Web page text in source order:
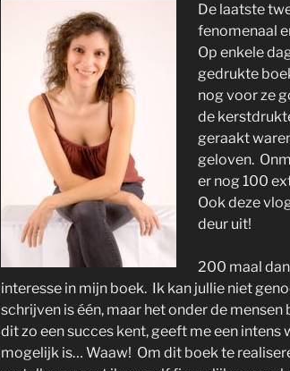
De laatste
fenomenaal
Op enkele
gedrukte
nog voor ze
de
geraakt
geloven.
er nog 100
Ook deze
deur uit!
200 maal
interesse in mijn boek. Ik kan jullie niet
schrijven is één, maar het onder de mensen
dit zo een succes kent, geeft me een
mogelijk is… Waaw! Om dit boek te